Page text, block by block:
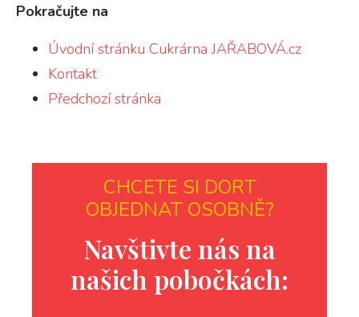
Pokračujte na
Úvodní stránku Cukrárna JAŘABOVÁ.cz
Kontakt
Předchozí stránka
CHCETE SI DORT
OBJEDNAT OSOBNĚ?
Navštivte nás na
našich pobočkách: